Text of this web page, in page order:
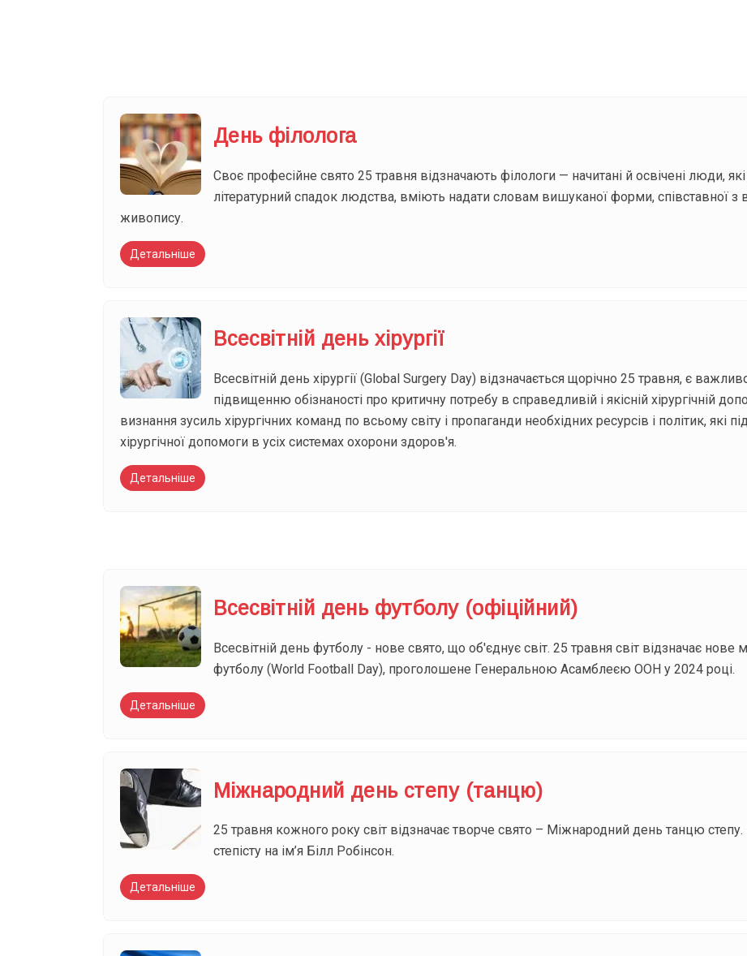
День філолога
Своє професійне свято 25 травня відзначають філологи — начитані й освічені люди,
літературний спадок людства, вміють надати словам вишуканої форми, співставної
живопису.
Детальніше
Всесвітній день хірургії
Всесвітній день хірургії (Global Surgery Day) відзначається щорічно 25 травня, є
підвищенню обізнаності про критичну потребу в справедливій і якісній хірургічній
визнання зусиль хірургічних команд по всьому світу і пропаганди необхідних ресурсів і політик, які
хірургічної допомоги в усіх системах охорони здоров'я.
Детальніше
Всесвітній день футболу (офіційний)
Всесвітній день футболу - нове свято, що об'єднує світ. 25 травня світ відзначає нове
футболу (World Football Day), проголошене Генеральною Асамблеєю ООН у 2024 році.
Детальніше
Міжнародний день степу (танцю)
25 травня кожного року світ відзначає творче свято – Міжнародний день танцю
степісту на ім’я Білл Робінсон.
Детальніше